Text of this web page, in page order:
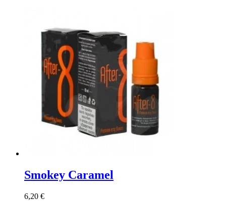
Smokey Caramel
6,20 €